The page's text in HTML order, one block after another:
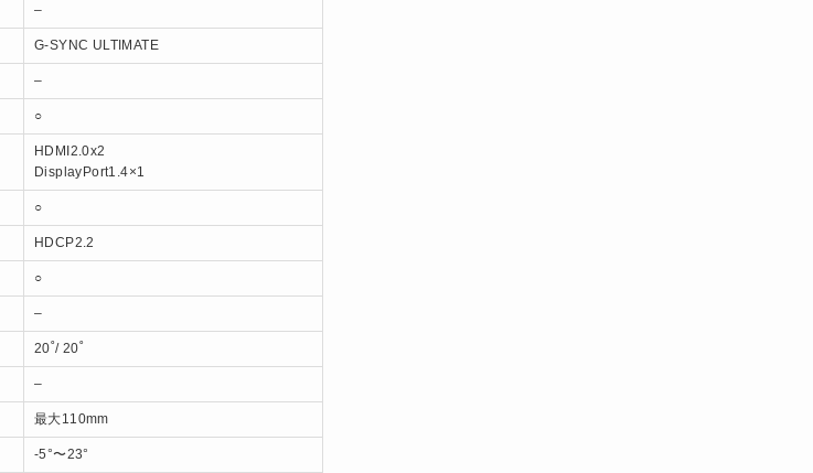
–
G-SYNC ULTIMATE
–
○
HDMI2.0x2
DisplayPort1.4×1
○
HDCP2.2
○
–
20˚/ 20˚
–
最大110mm
-5°〜23°